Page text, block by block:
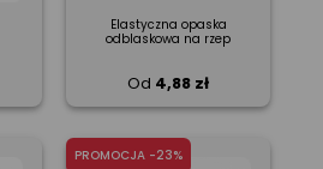
Elastyczna opaska
odblaskowa na rzep
Od 4,88 zł
PROMOCJA -23%